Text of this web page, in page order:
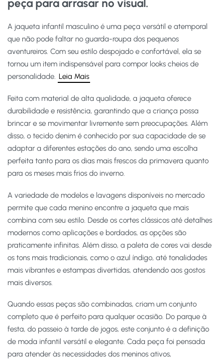
peça para arrasar no visual.
A jaqueta infantil masculino é uma peça versátil e atemporal
que não pode faltar no guarda-roupa dos pequenos
aventureiros. Com seu estilo despojado e confortável, ela se
tornou um item indispensável para compor looks cheios de
personalidade. Leia Mais
Feita com material de alta qualidade, a jaqueta oferece
durabilidade e resistência, garantindo que a criança possa
brincar e se movimentar livremente sem preocupações. Além
disso, o tecido denim é conhecido por sua capacidade de se
adaptar a diferentes estações do ano, sendo uma escolha
perfeita tanto para os dias mais frescos da primavera quanto
para os meses mais frios do inverno.
A variedade de modelos e lavagens disponíveis no mercado
permite que cada menino encontre a jaqueta que mais
combina com seu estilo. Desde os cortes clássicos até detalhes
modernos como aplicações e bordados, as opções são
praticamente infinitas. Além disso, a paleta de cores vai desde
os tons mais tradicionais, como o azul índigo, até tonalidades
mais vibrantes e estampas divertidas, atendendo aos gostos
mais diversos.
Quando essas peças são combinadas, criam um conjunto
completo que é perfeito para qualquer ocasião. Do parque à
festa, do passeio à tarde de jogos, este conjunto é a definição
de moda infantil versátil e elegante. Cada peça foi pensada
para atender às necessidades dos meninos ativos,